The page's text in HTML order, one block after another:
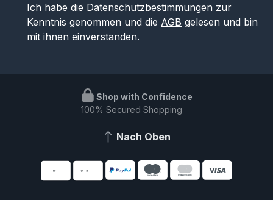
Ich habe die Datenschutzbestimmungen zur
Kenntnis genommen und die AGB gelesen und bin
mit ihnen einverstanden.
Shop with Confidence
100% Secured Shopping
Nach Oben